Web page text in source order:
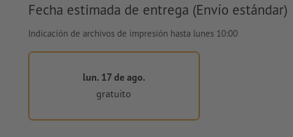
Fecha estimada de entrega (Envío estándar)
Indicación de archivos de impresión hasta lunes 10:00
lun. 17 de ago.
gratuito